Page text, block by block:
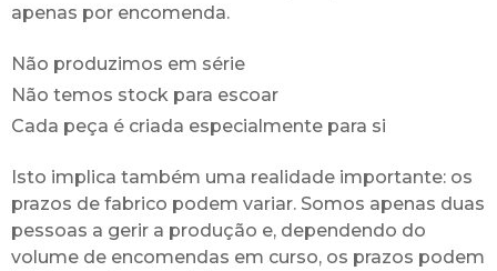
apenas por encomenda.
Não produzimos em série
Não temos stock para escoar
Cada peça é criada especialmente para si
Isto implica também uma realidade importante: os
prazos de fabrico podem variar. Somos apenas duas
pessoas a gerir a produção e, dependendo do
volume de encomendas em curso, os prazos podem